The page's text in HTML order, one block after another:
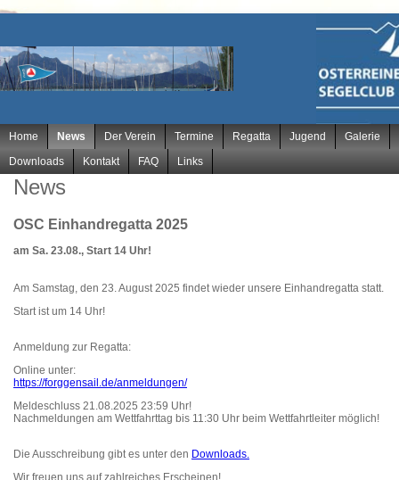
Navigation
überspringen
Home News Der Verein Termine Regatta Jugend
Galerie
Downloads
Kontakt FAQ Links
News
OSC Einhandregatta 2025
am Sa. 23.08., Start 14 Uhr!
Am Samstag, den 23. August 2025 findet wieder unsere Einhandregatta statt.
Start ist um 14 Uhr!
Anmeldung zur Regatta:
Online unter:
https://forggensail.de/anmeldungen/
Meldeschluss 21.08.2025 23:59 Uhr!
Nachmeldungen am Wettfahrttag bis 11:30 Uhr beim Wettfahrtleiter möglich!
Die Ausschreibung gibt es unter den Downloads.